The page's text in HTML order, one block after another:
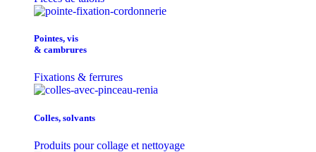
Pointes, vis
& cambrures
Fixations & ferrures
Colles, solvants
Produits pour collage et nettoyage